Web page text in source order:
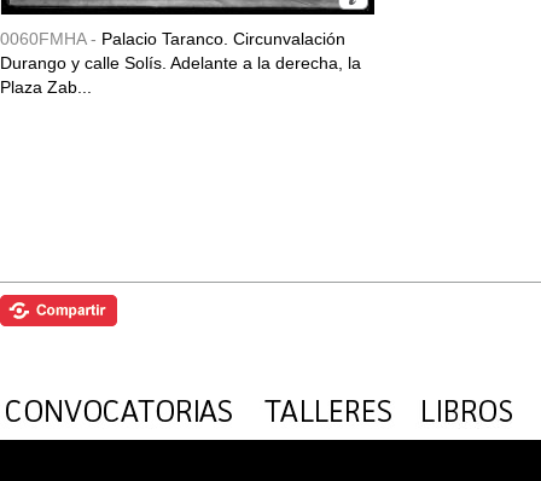
0060FMHA - Palacio Taranco. Circunvalación
Durango y calle Solís. Adelante a la derecha, la
Plaza Zab...